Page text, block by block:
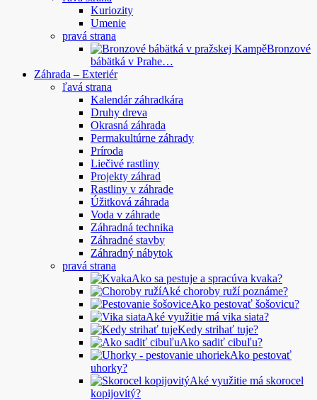
Kuriozity
Umenie
pravá strana
Bronzové
bábätká v Prahe…
Záhrada – Exteriér
ľavá strana
Kalendár záhradkára
Druhy dreva
Okrasná záhrada
Permakultúrne záhrady
Príroda
Liečivé rastliny
Projekty záhrad
Rastliny v záhrade
Úžitková záhrada
Voda v záhrade
Záhradná technika
Záhradné stavby
Záhradný nábytok
pravá strana
Ako sa pestuje a spracúva kvaka?
Aké choroby ruží poznáme?
Ako pestovať šošovicu?
Aké využitie má vika siata?
Kedy strihať tuje?
Ako sadiť cibuľu?
Ako pestovať
uhorky?
Aké využitie má skorocel
kopijovitý?